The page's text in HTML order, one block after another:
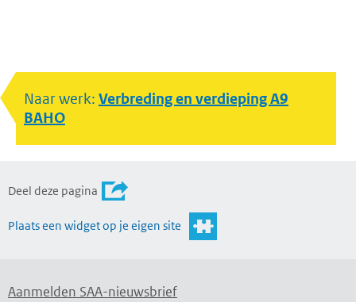
Naar werk: Verbreding en verdieping A9
BAHO
Deel deze pagina
Plaats een widget op je eigen site
Aanmelden SAA-nieuwsbrief